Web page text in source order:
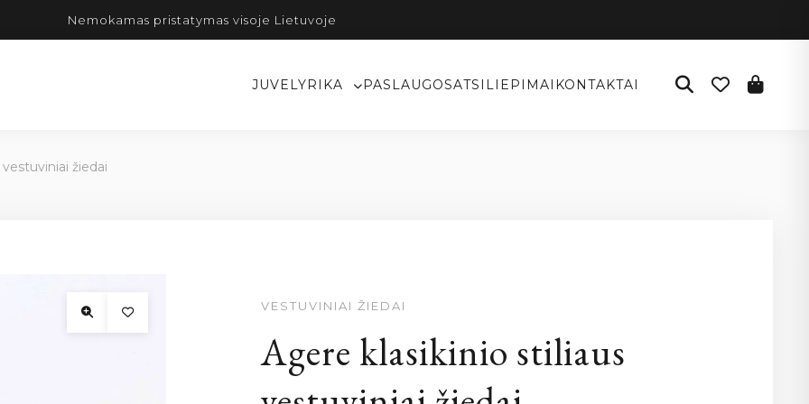
Nemokamas pristatymas visoje Lietuvoje
JUVELYRIKA PASLAUGOSATSILIEPIMAI KONTAKTAI
žiedai
VESTUVINIAI ŽIEDAI
Agere klasikinio stiliaus